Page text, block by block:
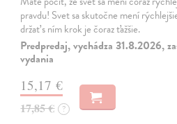
pravdu! Svet sa skutočne mení
držať s ním krok je čoraz ťažšie.
Predpredaj, vychádza 31.8.2026,
vydania
15,17 €
17,85 € ?